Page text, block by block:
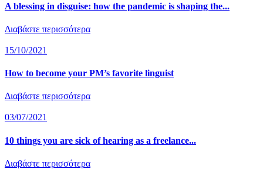
A blessing in disguise: how the pandemic is shaping the...
Διαβάστε περισσότερα
15/10/2021
How to become your PM’s favorite linguist
Διαβάστε περισσότερα
03/07/2021
10 things you are sick of hearing as a freelance...
Διαβάστε περισσότερα